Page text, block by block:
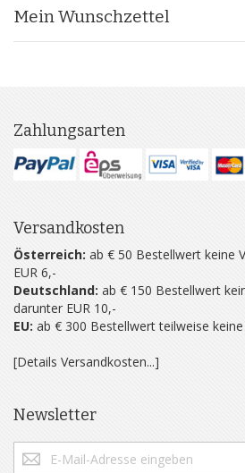
Mein Wunschzettel
Zahlungsarten
Versandkosten
Österreich: ab € 50 Bestellwert keine
EUR 6,-
Deutschland: ab € 150 Bestellwert
darunter EUR 10,-
EU: ab € 300 Bestellwert teilweise
[Details Versandkosten...]
Newsletter